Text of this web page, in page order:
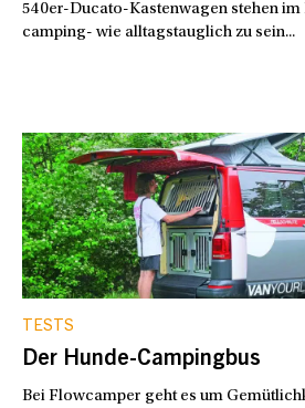
540er-Ducato-Kastenwagen stehen
camping- wie alltagstauglich zu sein...
TESTS
Der Hunde-Campingbus
Bei Flowcamper geht es um